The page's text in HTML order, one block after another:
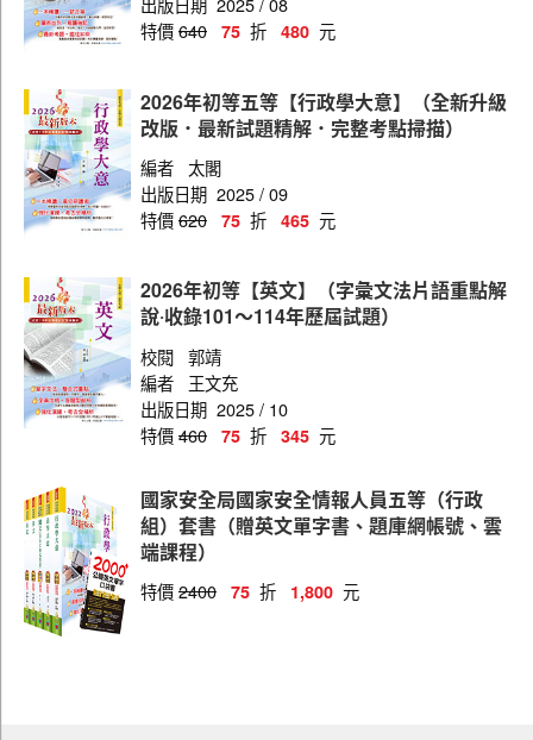
特價640 75 折 480 元
2026年初等五等【行政學大意】（全新升級
改版．最新試題精解．完整考點掃描）
編者 太閣
出版日期 2025 / 09
特價620 75 折 465 元
2026年初等【英文】（字彙文法片語重點解
說‧收錄101～114年歷屆試題）
校閱 郭靖
編者
王文充
出版日期 2025 / 10
特價460 75 折 345 元
國家安全局國家安全情報人員五等（行政
組）套書（贈英文單字書、題庫網帳號、雲
端課程）
特價2400 75 折 1,800 元